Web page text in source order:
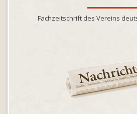
Fachzeitschrift des Vereins